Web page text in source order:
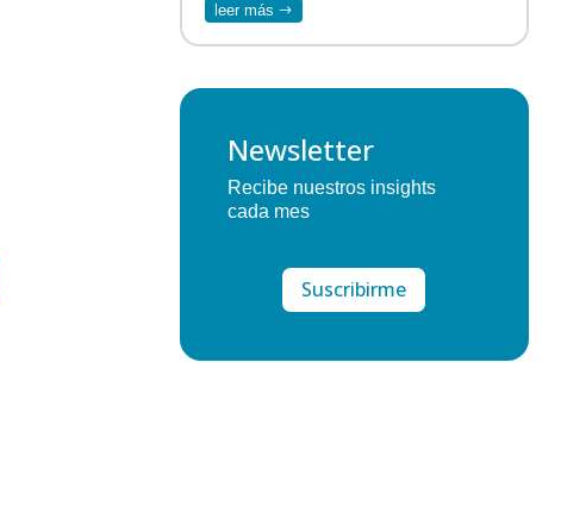
leer más
Newsletter
Recibe nuestros insights
cada mes
Suscribirme